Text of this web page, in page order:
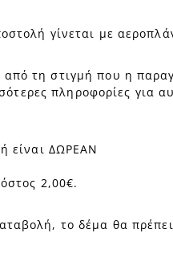
γίνεται με
τη στιγμή που η
πληροφορίες για
είναι ΔΩΡΕΑΝ
2,00€.
το δέμα θα